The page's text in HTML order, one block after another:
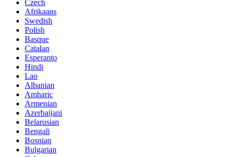
Czech
Afrikaans
Swedish
Polish
Basque
Catalan
Esperanto
Hindi
Lao
Albanian
Amharic
Armenian
Azerbaijani
Belarusian
Bengali
Bosnian
Bulgarian